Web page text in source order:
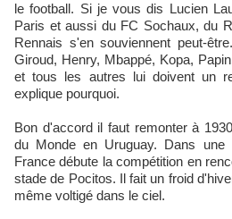
le football. Si je vous dis Lucien
Paris et aussi du FC Sochaux, du
Rennais s'en souviennent peut-
Giroud, Henry, Mbappé, Kopa,
et tous les autres lui doivent un
explique pourquoi.
Bon d'accord il faut remonter à
du Monde en Uruguay. Dans une
France débute la compétition en
stade de Pocitos. Il fait un froid
même voltigé dans le ciel.